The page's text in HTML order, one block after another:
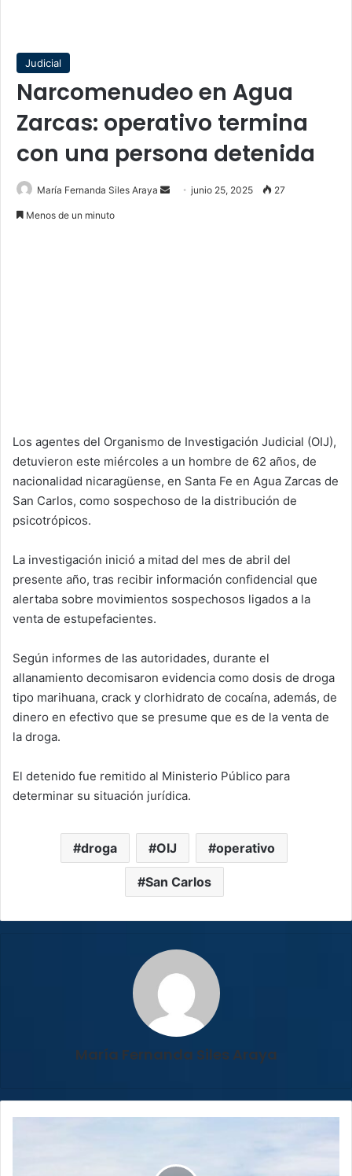
Judicial
Narcomenudeo en Agua
Zarcas: operativo termina
con una persona detenida
María Fernanda Siles Araya
Sendjunio 25, 2025 27
Menos de un minuto
Los agentes del Organismo de Investigación Judicial (OIJ),
detuvieron este miércoles a un hombre de 62 años, de
nacionalidad nicaragüense, en Santa Fe en Agua Zarcas de
San Carlos, como sospechoso de la distribución de
psicotrópicos.
La investigación inició a mitad del mes de abril del
presente año, tras recibir información confidencial que
alertaba sobre movimientos sospechosos ligados a la
venta de estupefacientes.
Según informes de las autoridades, durante el
allanamiento decomisaron evidencia como dosis de droga
tipo marihuana, crack y clorhidrato de cocaína, además, de
dinero en efectivo que se presume que es de la venta de
la droga.
El detenido fue remitido al Ministerio Público para
determinar su situación jurídica.
droga OIJ operativo
San Carlos
María Fernanda Siles Araya